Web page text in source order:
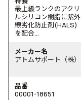
最上級ランクのアクリ
ルシリコン樹脂に紫外
線劣化防止剤(HALS)
を配合...
メーカー名
アトムサポート（株）
品番
00001-18651